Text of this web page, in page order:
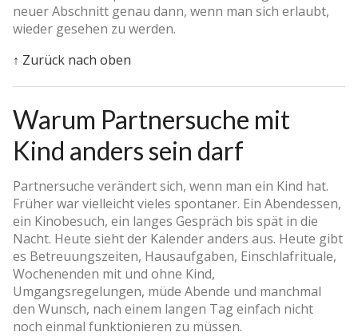
neuer Abschnitt genau dann, wenn man sich erlaubt,
wieder gesehen zu werden.
↑ Zurück nach oben
Warum Partnersuche mit
Kind anders sein darf
Partnersuche verändert sich, wenn man ein Kind hat.
Früher war vielleicht vieles spontaner. Ein Abendessen,
ein Kinobesuch, ein langes Gespräch bis spät in die
Nacht. Heute sieht der Kalender anders aus. Heute gibt
es Betreuungszeiten, Hausaufgaben, Einschlafrituale,
Wochenenden mit und ohne Kind,
Umgangsregelungen, müde Abende und manchmal
den Wunsch, nach einem langen Tag einfach nicht
noch einmal funktionieren zu müssen.